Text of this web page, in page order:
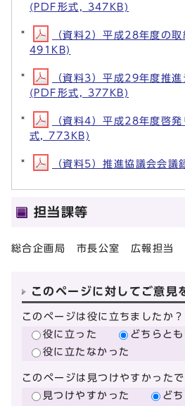
(PDF形式, 347KB)
（資料2）平成28年度の
491KB)
（資料3）平成29年度推
(PDF形式, 377KB)
（資料4）平成28年度啓
式, 773KB)
（資料5）推進協議会会
担当課等
総合企画局 市長公室 広報担当
このページに対してご意見
このページは役に立ちましたか？
役に立った
どちらと
役に立たなかった
このページは見つけやすかったで
見つけやすかった
ど